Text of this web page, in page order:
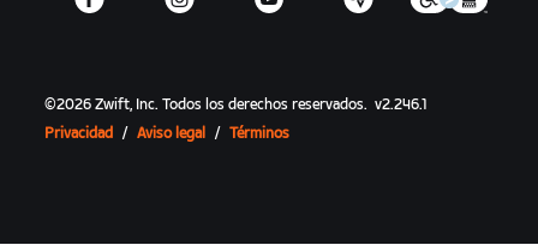
©2026 Zwift, Inc.Todos los derechos reservados. v2.246.1
Privacidad / Aviso legal / Términos